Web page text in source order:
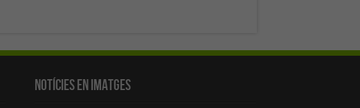
Notícies en Imatges